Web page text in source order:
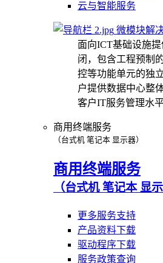
云与智能服务
微模块解
面向ICT基础设施
闭，包含工程预制
控等功能单元的独
户提供数据中心整
客户IT服务管理水平
商用终端服务
（台式机 笔记本 显示器）
商用终端服务
（台式机 笔记本 显示
更多服务支持
产品资料下载
驱动程序下载
服务政策查询